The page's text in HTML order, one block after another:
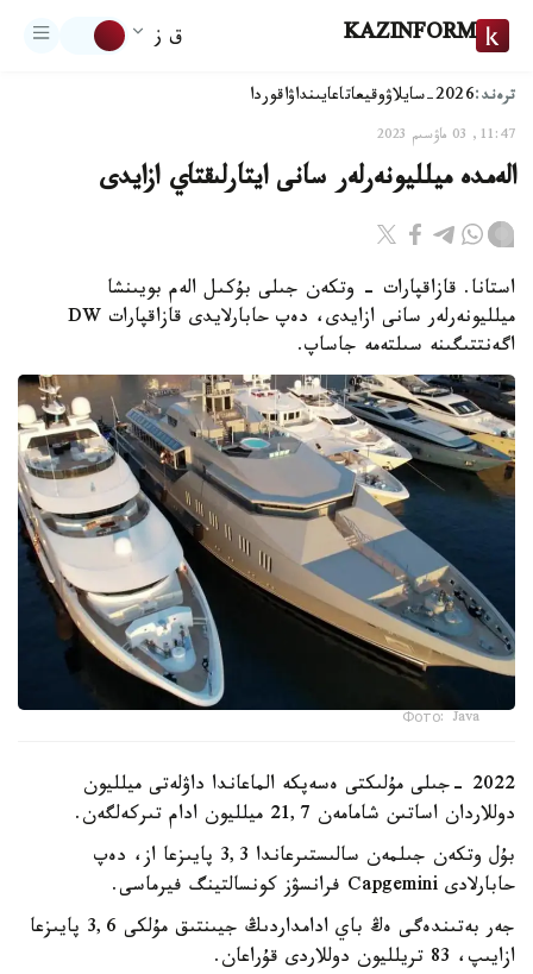
KAZINFORM ق ز
ترەند:2026-سايلاۋ وقيعاتاعايىنداۋاقوردا
11:47, 03 ماۋسىم 2023
الەمدە ميلليونەرلەر سانى ايتارلىقتاي ازايدى
استانا. قازاقپارات - وتكەن جىلى بۇكىل الەم بويىنشا
ميلليونەرلەر سانى ازايدى، دەپ حابارلايدى قازاقپارات DW
اگەنتتىگىنە سىلتەمە جاساپ.
Фото: Java
2022 -جىلى مۇلىكتى ەسەپكە الماعاندا داۋلەتى ميلليون
دوللاردان اساتىن شامامەن 21,7 ميلليون ادام تىركەلگەن.
بۇل وتكەن جىلمەن سالىستىرعاندا 3,3 پايىزعا از، دەپ
حابارلادى Capgemini فرانسۋز كونسالتينگ فيرماسى.
جەر بەتىندەگى ەڭ باي ادامداردىڭ جيىنتىق مۇلكى 3,6 پايىزعا
ازايىپ، 83 تريلليون دوللاردى قۇراعان.